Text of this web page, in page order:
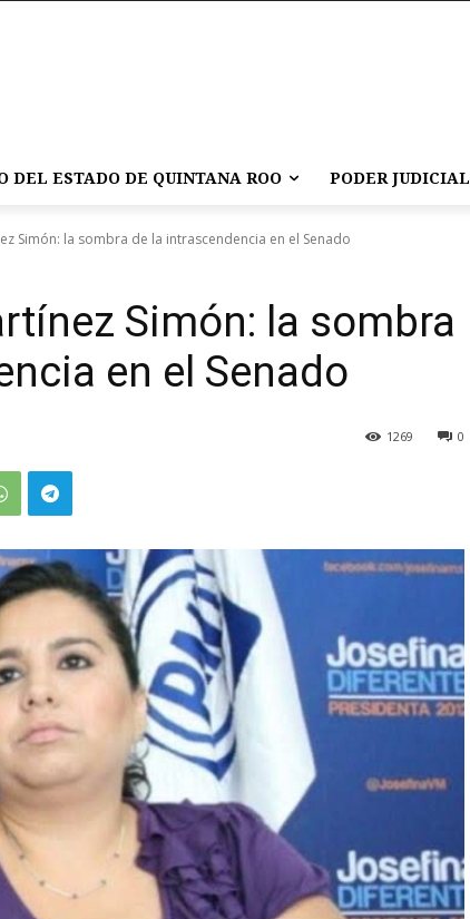
DEL ESTADO DE QUINTANA ROO PODER JUDICIAL
Simón: la sombra de la intrascendencia en el Senado
Simón: la sombra
en el Senado
0
1269